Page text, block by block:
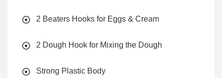
2 Beaters Hooks for Eggs & Cream
2 Dough Hook for Mixing the Dough
Strong Plastic Body